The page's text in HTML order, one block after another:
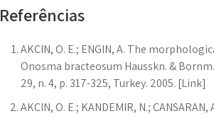
Referências
AKÇIN, O. E.; ENGIN, A. The
Onosma bracteosum Hausskn. &
29, n. 4, p. 317-325, Turkey. 2005. [Link]
AKÇIN, O. E.; KANDEMIR, N.;